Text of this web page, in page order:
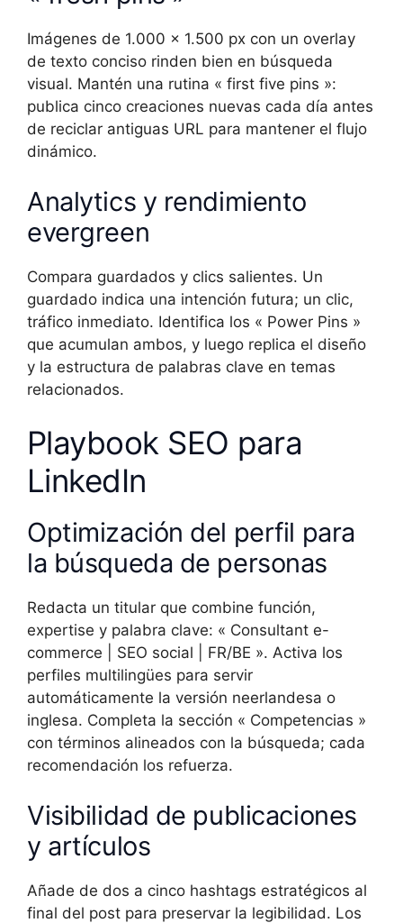
Imágenes de 1.000 × 1.500 px con un overlay
de texto conciso rinden bien en búsqueda
visual. Mantén una rutina « first five pins »:
publica cinco creaciones nuevas cada día antes
de reciclar antiguas URL para mantener el flujo
dinámico.
Analytics y rendimiento
evergreen
Compara guardados y clics salientes. Un
guardado indica una intención futura; un clic,
tráfico inmediato. Identifica los « Power Pins »
que acumulan ambos, y luego replica el diseño
y la estructura de palabras clave en temas
relacionados.
Playbook SEO para
LinkedIn
Optimización del perfil para
la búsqueda de personas
Redacta un titular que combine función,
expertise y palabra clave: « Consultant e-
commerce | SEO social | FR/BE ». Activa los
perfiles multilingües para servir
automáticamente la versión neerlandesa o
inglesa. Completa la sección « Competencias »
con términos alineados con la búsqueda; cada
recomendación los refuerza.
Visibilidad de publicaciones
y artículos
Añade de dos a cinco hashtags estratégicos al
final del post para preservar la legibilidad. Los